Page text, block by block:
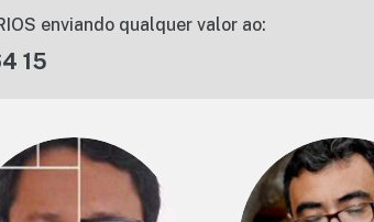
enviando qualquer valor ao:
15